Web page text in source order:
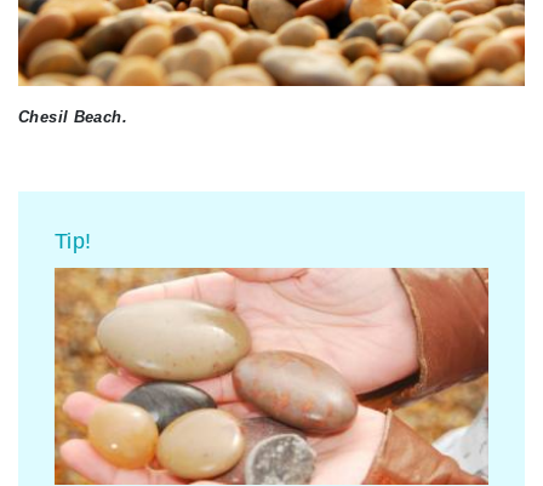
Chesil Beach.
Tip!